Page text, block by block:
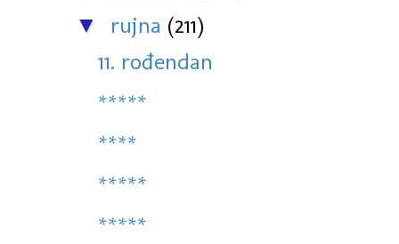
▼ rujna (211)
11. rođendan
*****
****
*****
*****